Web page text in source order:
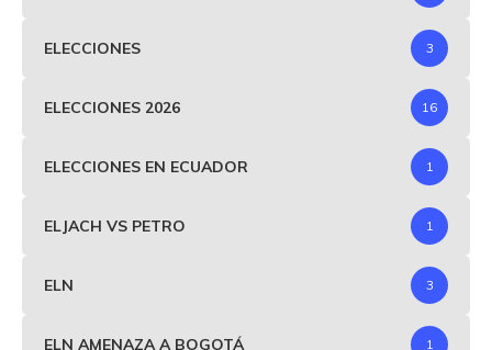
ELECCIONES 3
ELECCIONES 2026 16
ELECCIONES EN ECUADOR 1
ELJACH VS PETRO 1
ELN 3
ELN AMENAZA A BOGOTÁ 1